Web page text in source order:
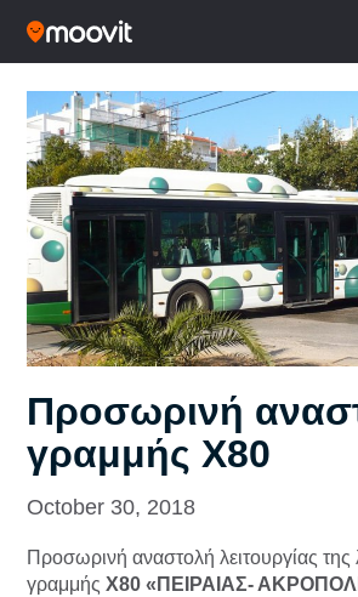
Προσωρινή
γραμμής Χ80
October 30, 2018
Προσωρινή αναστολή λειτουργίας
γραμμής Χ80 «ΠΕΙΡΑΙΑΣ-